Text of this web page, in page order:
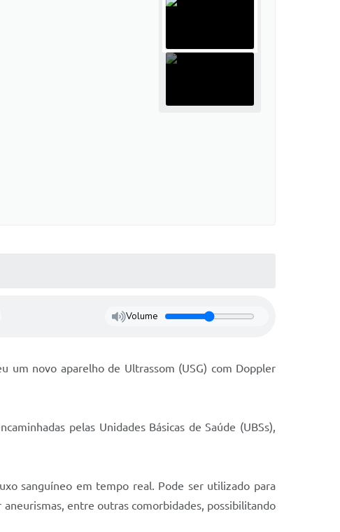
Volume
um novo aparelho de Ultrassom (USG) com Doppler
pelas Unidades Básicas de Saúde (UBSs),
sanguíneo em tempo real. Pode ser utilizado para
entre outras comorbidades, possibilitando